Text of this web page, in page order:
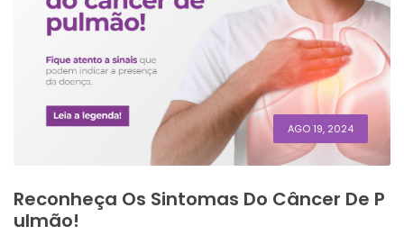
AGO 19, 2024
Reconheça Os Sintomas Do Câncer De P
Ulmão!